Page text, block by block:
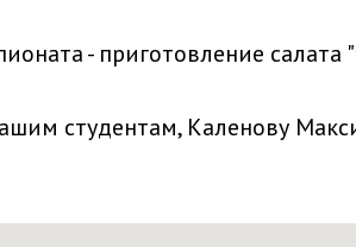
- приготовление салата
студентам, Каленову